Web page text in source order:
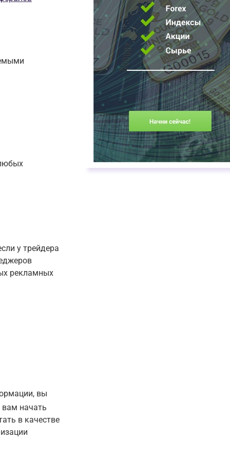
у трейдера
рекламных
вы
начать
в качестве